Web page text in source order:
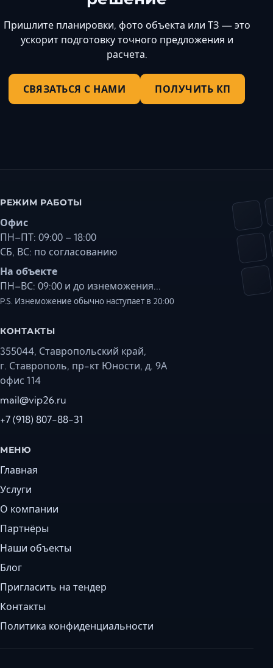
Пришлите планировки, фото объекта или ТЗ — это
ускорит подготовку точного предложения и
расчета.
СВЯЗАТЬСЯ С НАМИ ПОЛУЧИТЬ КП
РЕЖИМ РАБОТЫ
Офис
ПН–ПТ: 09:00 – 18:00
СБ, ВС: по согласованию
На объекте
ПН–ВС: 09:00 и до изнеможения...
P.S. Изнеможение обычно наступает в 20:00
КОНТАКТЫ
355044, Ставропольский край,
г. Ставрополь, пр-кт Юности, д. 9А
офис 114
mail@vip26.ru
+7 (918) 807-88-31
МЕНЮ
Главная
Услуги
О компании
Партнёры
Наши объекты
Блог
Пригласить на тендер
Контакты
Политика конфиденциальности